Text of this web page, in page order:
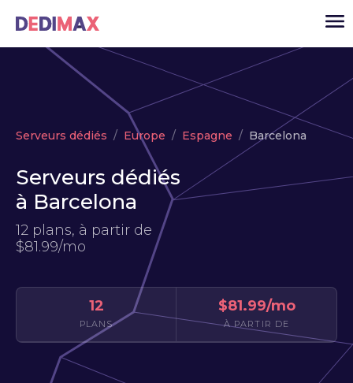
VPS
Serveurs dédiés
USD▾
MON ESPACE
Serveurs dédiés Europe Espagne Barcelona
Serveurs dédiés
à Barcelona
12 plans, à partir de
$81.99/mo
12
PLANS
$81.99/mo
À PARTIR DE